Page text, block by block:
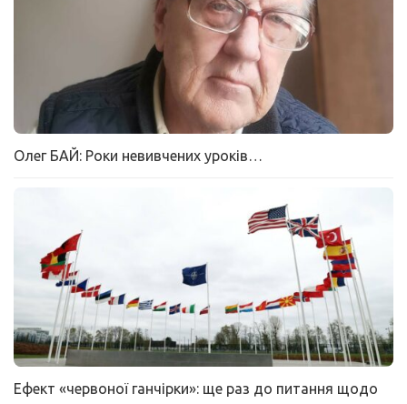
Олег БАЙ: Роки невивчених уроків…
Ефект «червоної ганчірки»: ще раз до питання щодо